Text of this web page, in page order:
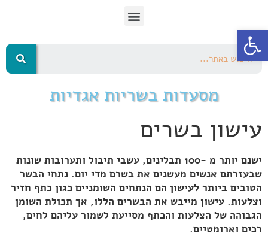
פתח סרגל נגישות
מסעדות בשריות אגדיות
עישון בשרים
ישנם יותר מ -100 תבלינים, עשבי תיבול ותערובות שונות
שבעזרתם אנשים מעשנים את בשרם מדי יום. נתחי הבשר
הטובים ביותר לעישון הם הנתחים השומניים כגון כתף חזיר
וצלעות. עישון מייבש את הבשרים הללו, אך תכולת השומן
הגבוהה של הצלעות והכתף מסייעת לשמור עליהם לחים,
רכים וארומטיים.